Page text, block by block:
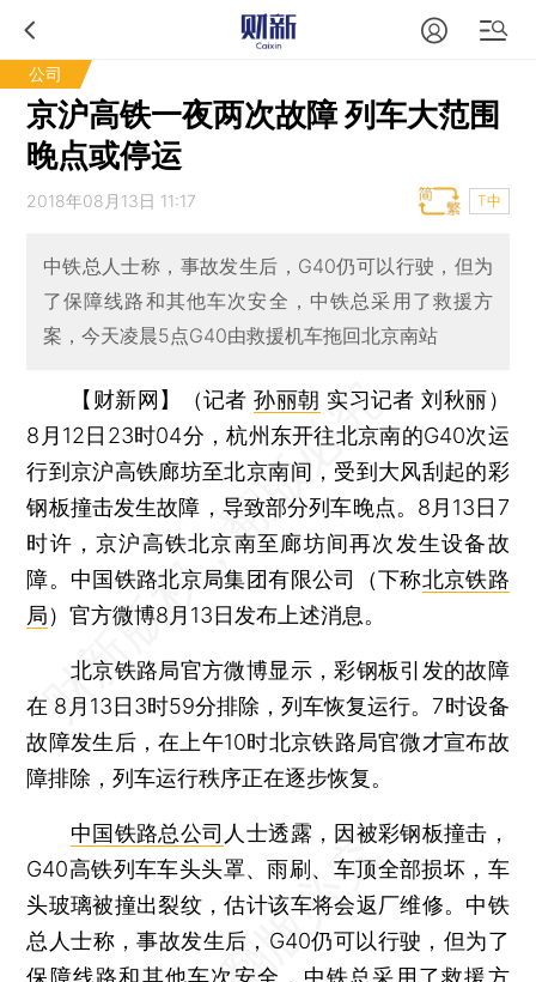
公司
京沪高铁一夜两次故障 列车大范围
晚点或停运
2018年08月13日 11:17 T中
中铁总人士称，事故发生后，G40仍可以行驶，但为
了保障线路和其他车次安全，中铁总采用了救援方
案，今天凌晨5点G40由救援机车拖回北京南站
【财新网】（记者孙丽朝 实习记者 刘秋丽）
8月12日23时04分，杭州东开往北京南的G40次运
行到京沪高铁廊坊至北京南间，受到大风刮起的彩
钢板撞击发生故障，导致部分列车晚点。8月13日7
时许，京沪高铁北京南至廊坊间再次发生设备故
障。中国铁路北京局集团有限公司（下称北京铁路
局）官方微博8月13日发布上述消息。
北京铁路局官方微博显示，彩钢板引发的故障
在 8月13日3时59分排除，列车恢复运行。7时设备
故障发生后，在上午10时北京铁路局官微才宣布故
障排除，列车运行秩序正在逐步恢复。
中国铁路总公司 人士透露，因被彩钢板撞击，
G40高铁列车车头头罩、雨刷、车顶全部损坏，车
头玻璃被撞出裂纹，估计该车将会返厂维修。中铁
总人士称，事故发生后，G40仍可以行驶，但为了
保障线路和其他车次安全，中铁总采用了救援方